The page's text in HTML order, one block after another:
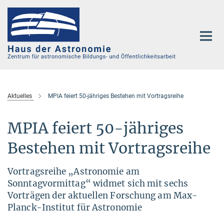
Hauptinhalt
Aktuelles MPIA feiert 50-jähriges Bestehen mit Vortragsreihe
MPIA feiert 50-jähriges
Bestehen mit Vortragsreihe
Vortragsreihe „Astronomie am
Sonntagvormittag“ widmet sich mit sechs
Vorträgen der aktuellen Forschung am Max-
Planck-Institut für Astronomie